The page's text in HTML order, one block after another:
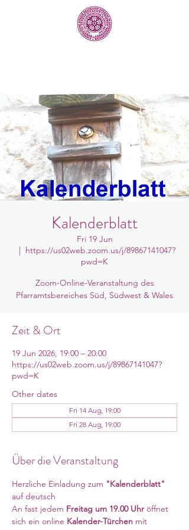
Kalenderblatt
Fri 19 Jun
  |
https://us02web.zoom.us/j/89867141047?
pwd=K
Zoom-Online-Veranstaltung des
Pfarramtsbereiches Süd, Südwest & Wales
Zeit & Ort
19 Jun 2026, 19:00 – 20:00
https://us02web.zoom.us/j/89867141047?
pwd=K
Other dates
Fri 14 Aug, 19:00
Fri 28 Aug, 19:00
Über die Veranstaltung
Herzliche Einladung zum "Kalenderblatt"
auf deutsch
An fast jedem Freitag um 19.00 Uhr öffnet
sich ein online Kalender-Türchen mit